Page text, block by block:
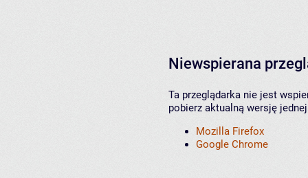
Niewspierana
Ta przeglądarka nie jest
pobierz aktualną wersję
Mozilla Firefox
Google Chrome